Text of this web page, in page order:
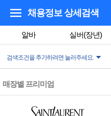
채용정보 상세검색
알바 실버(장년)
검색조건을 추가하려면 눌러주세요.
매장별 프리미엄